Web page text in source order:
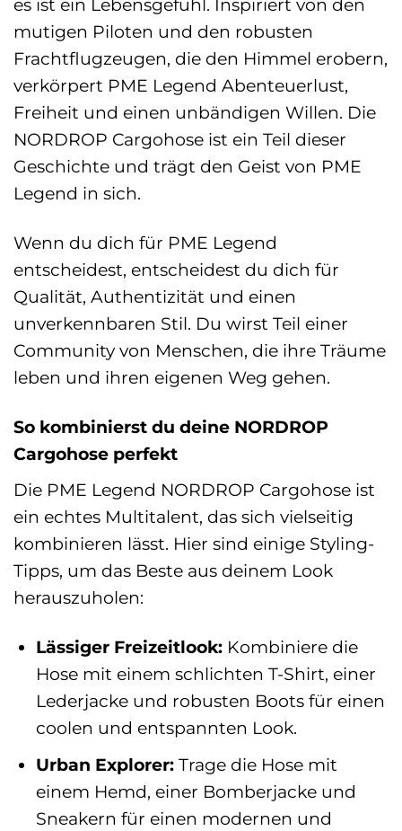
es ist ein Lebensgefühl. Inspiriert von den
mutigen Piloten und den robusten
Frachtflugzeugen, die den Himmel erobern,
verkörpert PME Legend Abenteuerlust,
Freiheit und einen unbändigen Willen. Die
NORDROP Cargohose ist ein Teil dieser
Geschichte und trägt den Geist von PME
Legend in sich.
Wenn du dich für PME Legend
entscheidest, entscheidest du dich für
Qualität, Authentizität und einen
unverkennbaren Stil. Du wirst Teil einer
Community von Menschen, die ihre Träume
leben und ihren eigenen Weg gehen.
So kombinierst du deine NORDROP
Cargohose perfekt
Die PME Legend NORDROP Cargohose ist
ein echtes Multitalent, das sich vielseitig
kombinieren lässt. Hier sind einige Styling-
Tipps, um das Beste aus deinem Look
herauszuholen:
Lässiger Freizeitlook:Kombiniere die
Hose mit einem schlichten T-Shirt, einer
Lederjacke und robusten Boots für einen
coolen und entspannten Look.
Urban Explorer:Trage die Hose mit
einem Hemd, einer Bomberjacke und
Sneakern für einen modernen und